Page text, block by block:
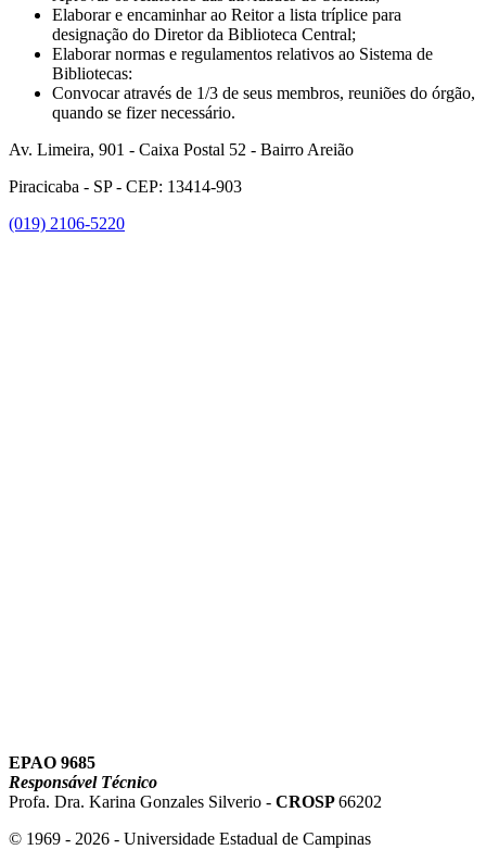
Elaborar e encaminhar ao Reitor a lista tríplice para
designação do Diretor da Biblioteca Central;
Elaborar normas e regulamentos relativos ao Sistema de
Bibliotecas:
Convocar através de 1/3 de seus membros, reuniões do órgão,
quando se fizer necessário.
Av. Limeira, 901 - Caixa Postal 52 - Bairro Areião
Piracicaba - SP - CEP: 13414-903
(019) 2106-5220
EPAO 9685
Responsável Técnico
Profa. Dra. Karina Gonzales Silverio - CROSP66202
© 1969 - 2026 - Universidade Estadual de Campinas